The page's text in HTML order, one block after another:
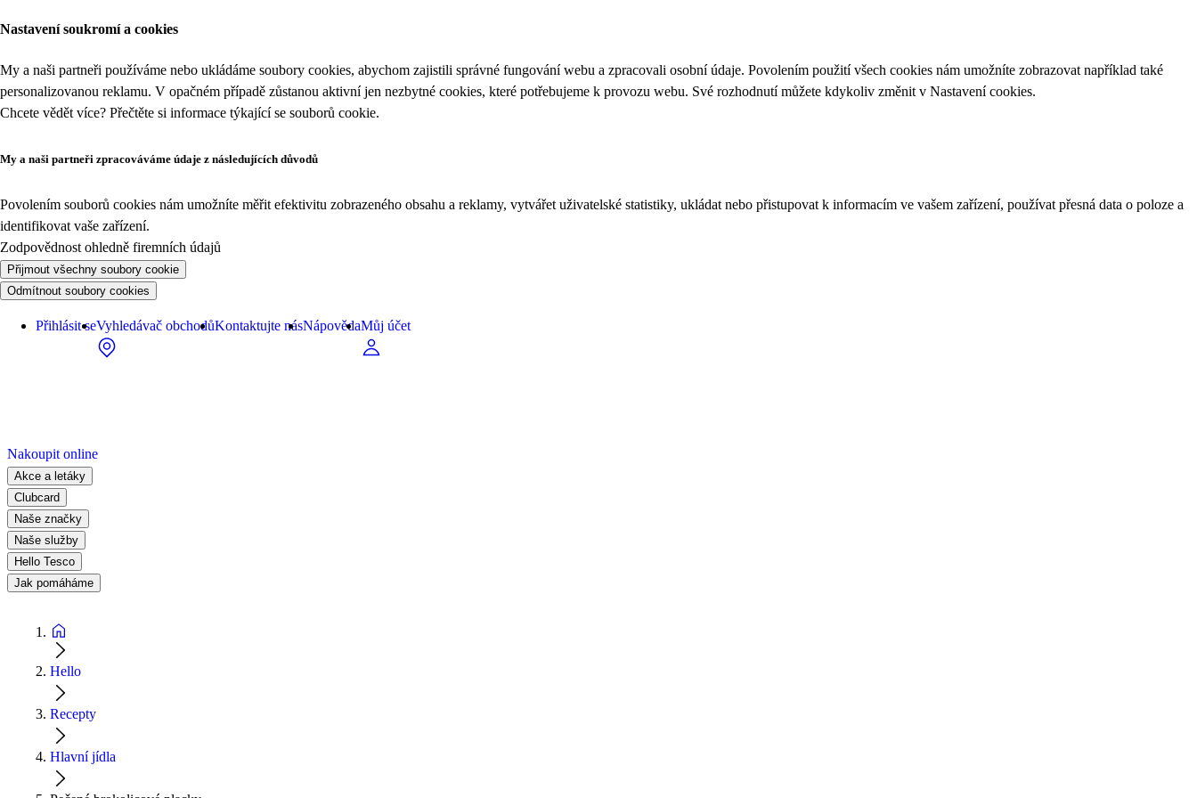
Nastavení soukromí a cookies
My a naši partneři používáme nebo ukládáme soubory cookies, abychom zajistili správné fungování webu a zpracovali osobní údaje. Povolením použití všech cookies nám umožníte zobrazovat například také
personalizovanou reklamu. V opačném případě zůstanou aktivní jen nezbytné cookies, které potřebujeme k provozu webu. Své rozhodnutí můžete kdykoliv změnit v Nastavení cookies.
Chcete vědět více? Přečtěte si informace týkající se souborů cookie.
My a naši partneři zpracováváme údaje z následujících důvodů
Povolením souborů cookies nám umožníte měřit efektivitu zobrazeného obsahu a reklamy, vytvářet uživatelské statistiky, ukládat nebo přistupovat k informacím ve vašem zařízení, používat přesná data o poloze a
identifikovat vaše zařízení.
Zodpovědnost ohledně firemních údajů
Přijmout všechny soubory cookie
Odmítnout soubory cookies
Přihlásit seVyhledávač obchodůKontaktujte násNápovědaMůj účet
Nakoupit online
Akce a letáky
Clubcard
Naše značky
Naše služby
Hello Tesco
Jak pomáháme
Hello
Recepty
Hlavní jídla